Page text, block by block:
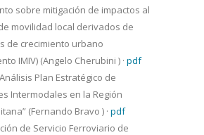
sobre mitigación de impactos al
movilidad local derivados de
de crecimiento urbano
IMIV) (Angelo Cherubini ) · pdf
Plan Estratégico de
Intermodales en la Región
(Fernando Bravo ) · pdf
de Servicio Ferroviario de